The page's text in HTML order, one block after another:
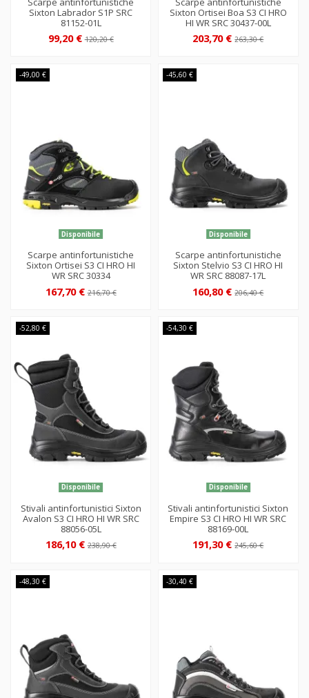
Sixton Labrador S1P SRC
81152-01L
99,20 €120,20 €
Sixton Ortisei Boa S3 CI HRO
HI WR SRC 30437-00L
203,70 €263,30 €
-49,00 €
Disponibile
Scarpe antinfortunistiche
Sixton Ortisei S3 CI HRO HI
WR SRC 30334
167,70 €216,70 €
-45,60 €
Disponibile
Scarpe antinfortunistiche
Sixton Stelvio S3 CI HRO HI
WR SRC 88087-17L
160,80 €206,40 €
-52,80 €
Disponibile
Stivali antinfortunistici Sixton
Avalon S3 CI HRO HI WR SRC
88056-05L
186,10 €238,90 €
-54,30 €
Disponibile
Stivali antinfortunistici Sixton
Empire S3 CI HRO HI WR SRC
88169-00L
191,30 €245,60 €
-48,30 € -30,40 €